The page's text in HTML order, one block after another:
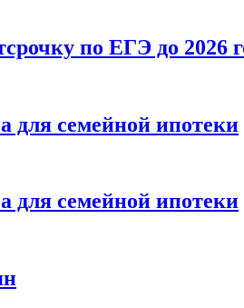
по ЕГЭ до 2026
для семейной ипотеки
для семейной ипотеки